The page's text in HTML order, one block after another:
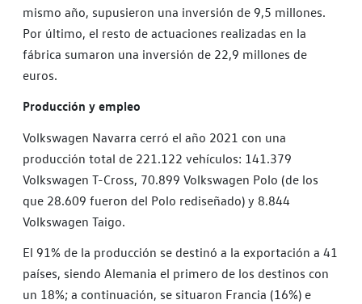
mismo año, supusieron una inversión de 9,5 millones.
Por último, el resto de actuaciones realizadas en la
fábrica sumaron una inversión de 22,9 millones de
euros.
Producción y empleo
Volkswagen Navarra cerró el año 2021 con una
producción total de 221.122 vehículos: 141.379
Volkswagen T-Cross, 70.899 Volkswagen Polo (de los
que 28.609 fueron del Polo rediseñado) y 8.844
Volkswagen Taigo.
El 91% de la producción se destinó a la exportación a 41
países, siendo Alemania el primero de los destinos con
un 18%; a continuación, se situaron Francia (16%) e